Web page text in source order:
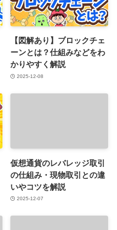
【図解あり】ブロックチェ
ーンとは？仕組みなどをわ
かりやすく解説
2025-12-08
仮想通貨のレバレッジ取引
の仕組み・現物取引との違
いやコツを解説
2025-12-07